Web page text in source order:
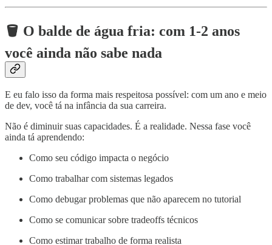
🪣 O balde de água fria: com 1-2 anos
você ainda não sabe nada
E eu falo isso da forma mais respeitosa possível: com um ano e meio
de dev, você tá na infância da sua carreira.
Não é diminuir suas capacidades. É a realidade. Nessa fase você
ainda tá aprendendo:
Como seu código impacta o negócio
Como trabalhar com sistemas legados
Como debugar problemas que não aparecem no tutorial
Como se comunicar sobre tradeoffs técnicos
Como estimar trabalho de forma realista